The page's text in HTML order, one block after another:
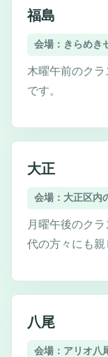
福島
会場：きらめき
木曜午前のク
です。
大正
会場：大正区内
月曜午後のク
代の方々にも親
八尾
会場：アリオ八